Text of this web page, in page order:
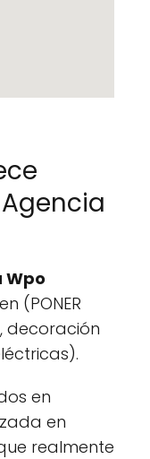
Wpo
(PONER
decoración
en
en
realmente